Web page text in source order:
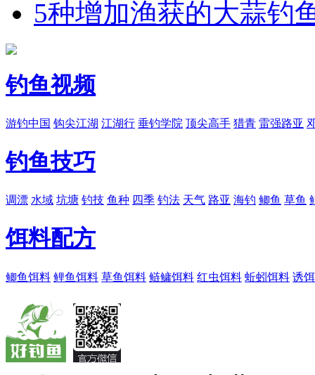
5种增加渔获的大蒜钓
钓鱼视频
游钓中国 钩尖江湖 江湖行 垂钓学院 顶尖高手 猎青 雷强路亚
钓鱼技巧
调漂 水域 坑塘 钓技 鱼种 四季 钓法 天气 路亚 海钓 鲫鱼 草鱼
饵料配方
鲫鱼饵料 鲤鱼饵料 草鱼饵料 鲢鳙饵料 红虫饵料 蚯蚓饵料 诱